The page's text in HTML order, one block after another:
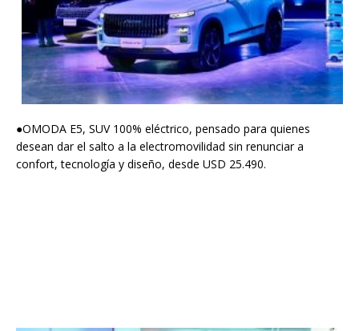
●OMODA E5, SUV 100% eléctrico, pensado para quienes
desean dar el salto a la electromovilidad sin renunciar a
confort, tecnología y diseño, desde USD 25.490.